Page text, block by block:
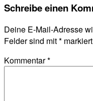
Schreibe einen
Deine E-Mail-Adresse
Felder sind mit* markiert
Kommentar*